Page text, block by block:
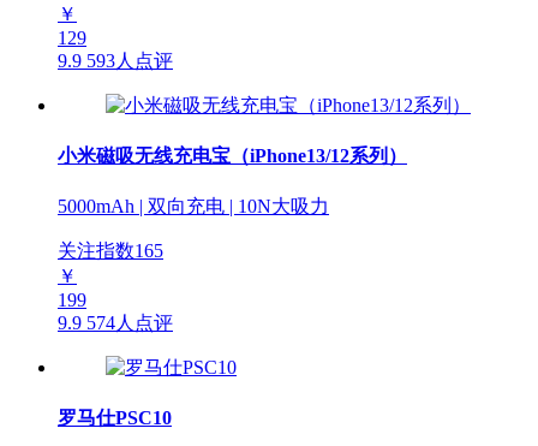
￥
129
9.9 593人点评
小米磁吸无线充电宝（iPhone13/12系列）
5000mAh | 双向充电 | 10N大吸力
关注指数165
￥
199
9.9 574人点评
罗马仕PSC10